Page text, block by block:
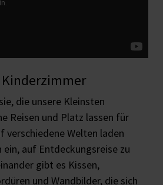
Kinderzimmer
die unsere Kleinsten
Reisen und Platz lassen für
verschiedene Welten laden
ein, auf Entdeckungsreise zu
gibt es Kissen,
und Wandbilder, die sich